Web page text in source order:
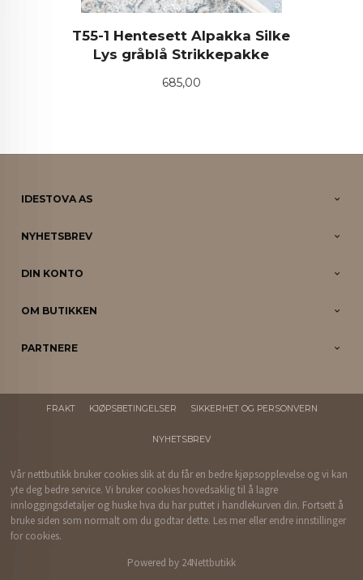
T55-1 Hentesett Alpakka Silke
Lys gråblå Strikkepakke
Pris
685,00
IDESTOVA AS
NYHETSBREV
DIN KONTO
OM BUTIKKEN
PARTNERE
FRAKT KJØPSBETINGELSER SIKKERHET OG PERSONVERN
NYHETSBREV
Vår nettbutikk bruker cookies slik at du får en bedre kjøpsopplevelse og vi kan
yte deg bedre service. Vi bruker cookies hovedsaklig til å lagre
innloggingsdetaljer og huske hva du har puttet i handlekurven din. Fortsett å
bruke siden som normalt om du godtar dette. Les mer eller endre innstillinger
for cookies.
Powered by 24Nettbutikk